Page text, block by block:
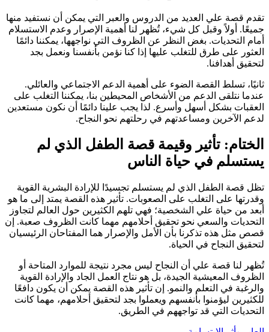
تقدم قصة علي العديد من الدروس والعبر التي يمكن أن نستفيد منها
جميعًا. أولاً وقبل كل شيء، تُظهر لنا أهمية الإصرار وعدم الاستسلام
أمام التحديات. بغض النظر عن الظروف التي نواجهها، يمكننا دائمًا
العثور على طرق للتغلب عليها إذا كنا نؤمن بأنفسنا ونعمل بجد
لتحقيق أهدافنا.
ثانيًا، تسلط القصة الضوء على أهمية الدعم الاجتماعي والعائلي.
عندما نتلقى الدعم من الأشخاص المحيطين بنا، يمكننا التغلب على
العقبات بشكل أسهل وأسرع. لذا يجب علينا دائمًا أن نكون مستعدين
لدعم الآخرين ومساعدتهم في رحلتهم نحو النجاح.
الختام: تأثير وقيمة قصة الطفل الذي لم
يستسلم في حياة الناس
تظل قصة الطفل الذي لم يستسلم تجسيدًا للإرادة البشرية القوية
وقدرتها على التغلب على الصعوبات. تأثير هذه القصة يمتد إلى ما هو
أبعد من حياة علي الشخصية؛ فهي تلهم الكثيرين حول العالم لتجاوز
التحديات والسعي نحو تحقيق أحلامهم مهما كانت الظروف صعبة. إن
قصص مثل هذه تذكرنا بأن الأمل والإصرار هما المفتاحان الرئيسيان
لتحقيق النجاح في الحياة.
تُظهر لنا قصة علي أن النجاح ليس مجرد نتيجة للموارد المتاحة أو
الظروف المعيشية الجيدة، بل هو نتاج العمل الجاد والإرادة القوية
والرغبة في التعلم والنمو. إن تأثير هذه القصة يمكن أن يكون دافعًا
للكثيرين ليؤمنوا بأنفسهم ويعملوا بجد لتحقيق أحلامهم، مهما كانت
التحديات التي قد تواجههم في الطريق.